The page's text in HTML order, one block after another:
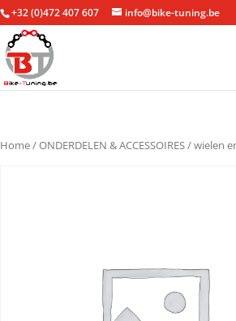
+32 (0)472 407 607 info@bike-tuning.be
Home/ONDERDELEN & ACCESSOIRES/wielen